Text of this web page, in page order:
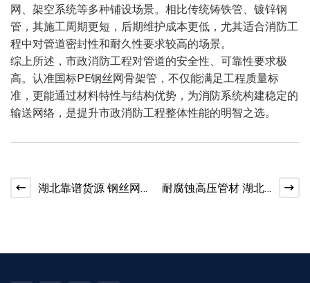
网、架空系统等多种铺设场景。相比传统铸铁管、镀锌钢
管，其施工周期更短，后期维护成本更低，尤其适合消防工
程中对管道密封性和耐久性要求较高的场景。
综上所述，市政消防工程对管道的安全性、可靠性要求极
高。认准国标PE钢丝网骨架管，不仅能满足工程质量标
准，更能通过材料特性与结构优势，为消防系统构建稳定的
输送网络，是提升市政消防工程整体性能的明智之选。
湖北靠谱货源 钢丝网
耐腐蚀高压管材 湖北